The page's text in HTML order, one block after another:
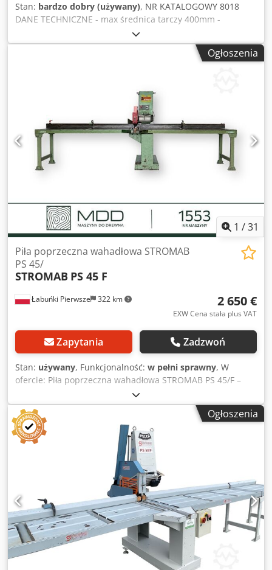
Stan: bardzo dobry (używany), NR KATALOGOWY 8018
DANE TECHNICZNE - max średnica tarczy 400mm -
średnica otworu tarczy 30mm - osłona na tarczę - ramię
regulowane góra/dół - max wysokość cięcia 100mm - max
szerokość cięcia 540mm - przesuw piły hydrauliczny - 2
0,55kW - średnica króćca odciągu 100mm - szerokość rolki
530mm - wymiar stołu rolkowego podawczego
2000x640x910mm - wymiar stołu rolkowego odbiorczego z
miarką 2000x640x965mm - wymiary maszyny dł/szer/wys
1900x1540x1820mm - waga około 750kg ATUTY – produkcji
polskiej marki REMA Dodpfx Ahszf Iyyo Deck –
dokumentacja DTR – stoły rolkowe – stan bardzo dobry –
wraz z wyższymi wahaniami)
Ogłoszenia
1 /31
Łabuńki Pierwsze 322 km
Piła poprzeczna wahadłowa STROMAB
PS 45/
STROMAB PS 45 F
2 650 €
EXW Cena stała plus VAT
Zapytania Zadzwoń
Stan: używany, Funkcjonalność: w pełni sprawny, W
ofercie: Piła poprzeczna wahadłowa STROMAB PS 45/F –
tarcza 450 mm Maszyna jest używana, po przeglądzie
technicznym, w pełni sprawna i gotowa do pracy. Przed
zakupem można ją uruchomić i dokładnie sprawdzić w
siedzibie naszej firmy. Największym atutem maszyny jest
solidna konstrukcja oraz duży zakres cięcia, umożliwiający
obróbkę elementów o szerokości do 450 mm i wysokości do
145 mm. Wahadłowy ruch zespołu tnącego oraz dwa
dodatkowe stoły przedłużające zapewniają wygodne
prowadzenie długich elementów i powtarzalne cięcie
poprzeczne. Specyfikacja: • producent: STROMAB • model:
PS 45/F • moc silnika: 4,0 kW • średnica tarczy: 450 mm •
średnica trzpienia: 35 mm Dedjzhpdrepfx Ah Dock •
prędkość obrotowa tarczy: 3000 obr./min • maksymalna
szerokość cięcia: 450 mm • maksymalna wysokość cięcia:
Ogłoszenia